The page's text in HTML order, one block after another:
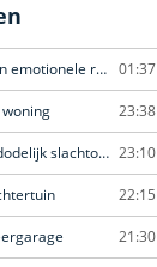
Woningbrand leidt tot evacuatie en emotionele redding van kat 01:37
23:38
Uitslaande woningbrand leidt tot dodelijk slachtoffer 23:10
22:15
21:30